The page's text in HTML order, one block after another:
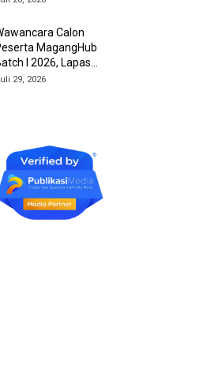
Calon
MagangHub
I 2026, Lapas
Kedepankan
29, 2026